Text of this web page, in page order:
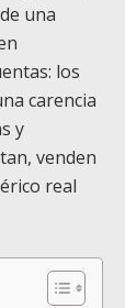
una
los
carencia
y
venden
real